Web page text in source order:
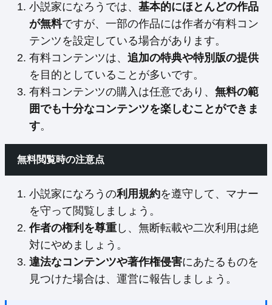
小説家になろうでは、 基本的にほとんどの作品
が無料ですが、一部の作品には作者が有料コン
テンツを設定している場合があります。
有料コンテンツは、 追加の特典や特別版の提供
を目的としていることが多いです。
有料コンテンツの購入は任意であり、 無料の範
囲でも十分なコンテンツを楽しむことができま
す。
無料閲覧時の注意点
小説家になろうの利用規約を遵守して、マナー
を守って閲覧しましょう。
作者の権利を尊重 し、無断転載や二次利用は絶
対にやめましょう。
違法なコンテンツや著作権侵害にあたるものを
見つけた場合は、運営に報告しましょう。